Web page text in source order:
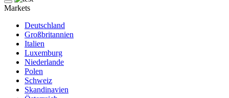
Markets
Deutschland
Großbritannien
Italien
Luxemburg
Niederlande
Polen
Schweiz
Skandinavien